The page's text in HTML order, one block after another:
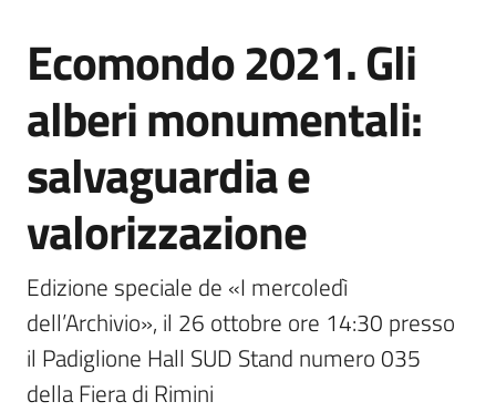
Sismica
e
dati
Divulgazione
Salta al contenuto
Ecomondo 2021. Gli
alberi monumentali:
salvaguardia e
valorizzazione
Edizione speciale de «I mercoledì
dell’Archivio», il 26 ottobre ore 14:30 presso
il Padiglione Hall SUD Stand numero 035
della Fiera di Rimini